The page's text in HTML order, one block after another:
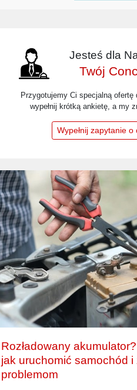
Jesteś dla
Twój
Przygotujemy Ci specjalną ofertę
wypełnij krótką ankietę, a my
Wypełnij zapytanie o
Rozładowany
jak uruchomić samochód i
problemom